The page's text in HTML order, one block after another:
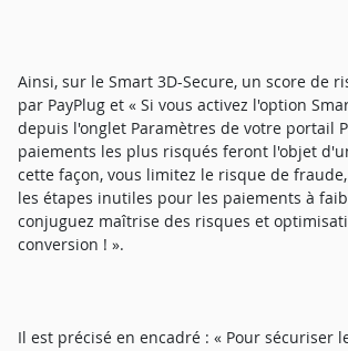
Ainsi, sur le Smart 3D-Secure, un score de
par PayPlug et « Si vous activez l'option
depuis l'onglet Paramètres de votre portail
paiements les plus risqués feront l'objet
cette façon, vous limitez le risque de
les étapes inutiles pour les paiements à
conjuguez maîtrise des risques et
conversion ! ».
Il est précisé en encadré : « Pour sécuriser